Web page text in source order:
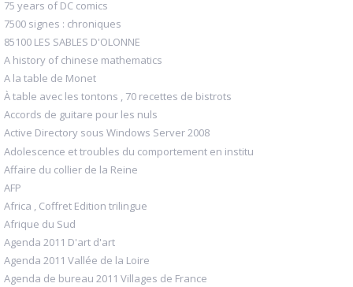
75 years of DC comics
7500 signes : chroniques
85100 LES SABLES D'OLONNE
A history of chinese mathematics
A la table de Monet
À table avec les tontons , 70 recettes de bistrots
Accords de guitare pour les nuls
Active Directory sous Windows Server 2008
Adolescence et troubles du comportement en institu
Affaire du collier de la Reine
AFP
Africa , Coffret Edition trilingue
Afrique du Sud
Agenda 2011 D'art d'art
Agenda 2011 Vallée de la Loire
Agenda de bureau 2011 Villages de France